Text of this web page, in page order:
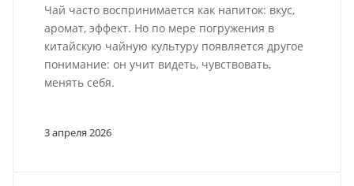
3 апреля 2026
Чай часто воспринимается как напиток: вкус,
аромат, эффект. Но по мере погружения в
китайскую чайную культуру появляется другое
понимание: он учит видеть, чувствовать,
менять себя.